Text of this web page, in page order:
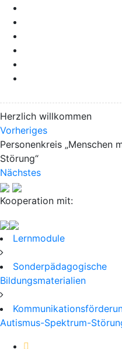
Herzlich willkommen
Vorheriges
Personenkreis „Menschen
Störung“
Nächstes
Kooperation mit:
Lernmodule
Sonderpädagogische
Bildungsmaterialien
Autismus-Spektrum-